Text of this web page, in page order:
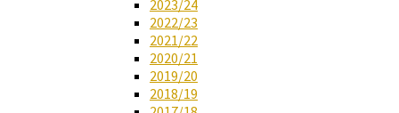
2023/24
2022/23
2021/22
2020/21
2019/20
2018/19